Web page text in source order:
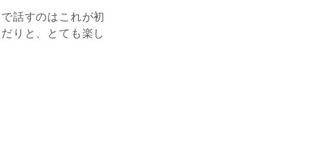
話すのはこれが初
りと、とても楽し